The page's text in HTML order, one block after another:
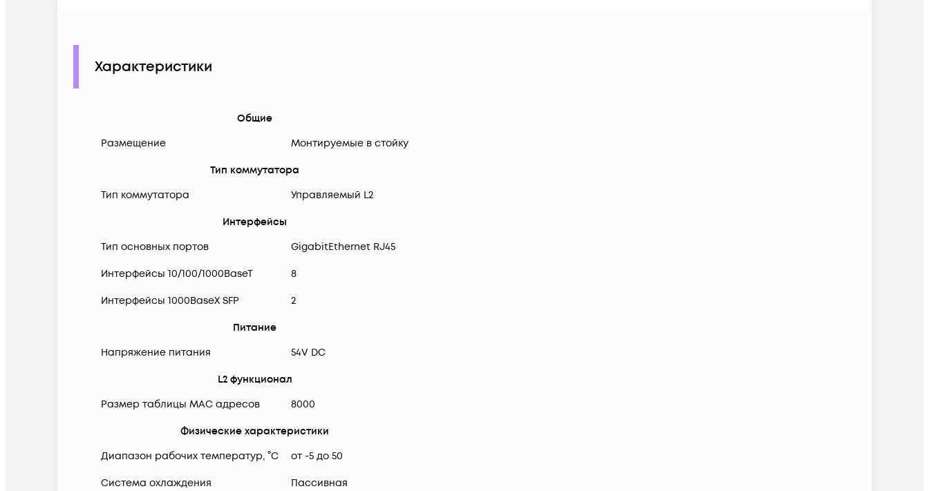
Характеристики
Общие
Размещение
Монтируемые в стойку
Тип коммутатора
Тип коммутатора
Управляемый L2
Интерфейсы
Тип основных портов
GigabitEthernet RJ45
Интерфейсы 10/100/1000BaseT 8
Интерфейсы 1000BaseX SFP 2
Питание
Напряжение питания
54V DC
L2 функционал
Размер таблицы MAC адресов
8000
Физические характеристики
Диапазон рабочих температур, °C
от -5 до 50
Система охлаждения Пассивная